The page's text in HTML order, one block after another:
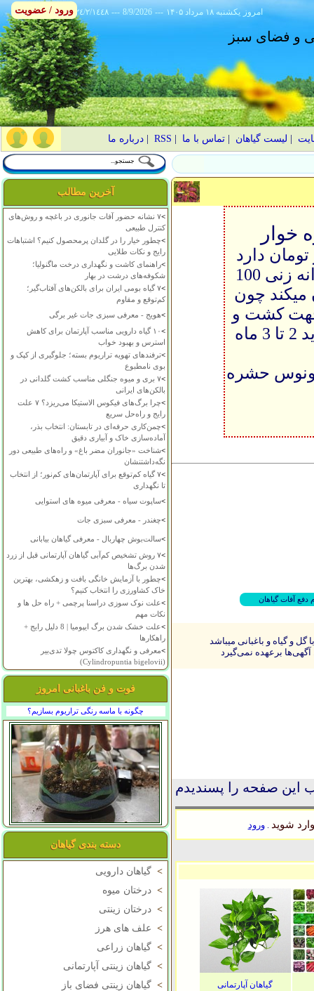
٢٤/٢/١٤٤٨ --- 8/9/2026 --- ۱۴۰۵ يکشنبه ۱۸ مرداد امروز
و فضای سبز
لیست گیاهان |تماس با ما RSS
|درباره ما
آخرین مطالب
>
۷ نشانه حضور آفات جانوری در باغچه و روش‌های
کنترل طبیعی
>چطور خیار را در گلدان پرمحصول کنیم؟ اشتباهات
رایج و نکات طلایی
>راهنمای کاشت و نگهداری درخت ماگنولیا؛
شکوفه‌های درشت در بهار
>
۷ گیاه بومی ایران برای بالکن‌های آفتاب‌گیر؛
کم‌توقع و مقاوم
>هویج - معرفی سبزی جات غیر برگی
>
۱۰ گیاه دارویی مناسب آپارتمان برای کاهش
استرس و بهبود خواب
>ترفندهای تهویه تراریوم بسته؛ جلوگیری از کپک و
بوی نامطبوع
>
۷ بری و میوه جنگلی مناسب کشت گلدانی در
بالکن‌های ایرانی
>
چرا برگ‌های فیکوس الاستیکا می‌ریزد؟ ۷ علت
رایج و راه‌حل سریع
>چمن‌کاری حرفه‌ای در تابستان: انتخاب بذر،
آماده‌سازی خاک و آبیاری دقیق
>شناخت «جانوران مضر باغ» و راه‌های طبیعی دور
نگه‌داشتنشان
>
۷ گیاه کم‌توقع برای آپارتمان‌های کم‌نور؛ از انتخاب
تا نگهداری
>ساپوت سیاه - معرفی میوه های استوایی
>چغندر - معرفی سبزی جات
>سالت‌بوش چهاربال - معرفی گیاهان بیابانی
>
۷ روش تشخیص کم‌آبی گیاهان آپارتمانی قبل از زرد
شدن برگ‌ها
>چطور با آزمایش خانگی بافت و زهکشی، بهترین
خاک کشاورزی را انتخاب کنیم؟
>علت نوک سوزی دراسنا پرچمی + راه حل ها و
نکات مهم
>
علت خشک شدن برگ ایپومیا | 8 دلیل رایج +
راهکارها
>معرفی و نگهداری کاکتوس چولا تدی‌بیر
(Cylindropuntia bigelovii)
فوت و فن باغبانی امروز
چگونه با ماسه رنگی تراریوم بسازیم؟
دسته بندی گیاهان
> گیاهان دارویی
> درختان میوه
> درختان زینتی
> علف های هرز
> گیاهان زراعی
> گیاهان زینتی آپارتمانی
> گیاهان زینتی فضای باز
خوار
قیمتی حدود 5 تا 6 هزار تومان دارد
این قیمت بالا از یک طرف و نداشتن قدرت جوانه زنی 100
چون
جهت کشت و
اگر قدرت جوانه زنی خوبی داشته باشد شما باید 2 تا 3 ماه
نشاء ونوس حشره
آفات گیاهان
و گیاه و باغبانی میباشد
آگهی‌ها برعهده نمی‌گیرد
این صفحه را پسندیدم
شوید .ورود
گیاهان آپارتمانی
ورود / عضویت